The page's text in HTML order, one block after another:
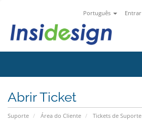
Português Entrar
Abrir Ticket
Suporte Área do Cliente Tickets de Suporte